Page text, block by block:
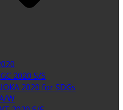
2020 S/S
2020 for SDGs
W